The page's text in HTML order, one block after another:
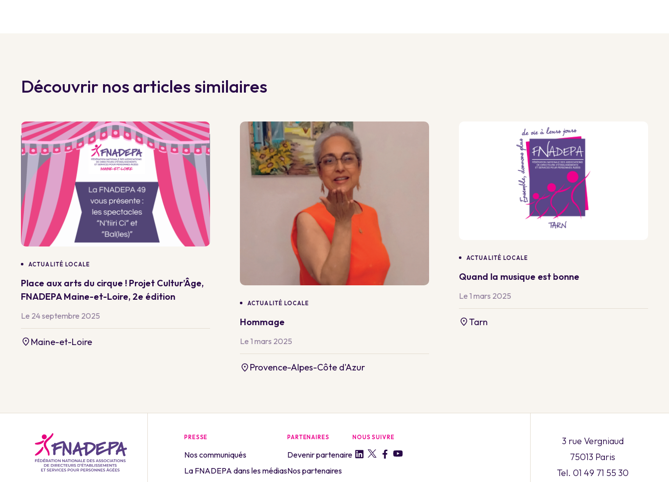
Découvrir nos articles similaires
ACTUALITÉ LOCALE
Place aux arts du cirque ! Projet Cultur’Âge,
FNADEPA Maine-et-Loire, 2e édition
Le 24 septembre 2025
Maine-et-Loire
ACTUALITÉ LOCALE
Hommage
Le 1 mars 2025
Provence-Alpes-Côte d'Azur
ACTUALITÉ LOCALE
Quand la musique est bonne
Le 1 mars 2025
Tarn
PRESSE
Nos communiqués
La FNADEPA dans les médias
PARTENAIRES
Devenir partenaire
Nos partenaires
NOUS SUIVRE
3 rue Vergniaud
75013 Paris
Tel. 01 49 71 55 30